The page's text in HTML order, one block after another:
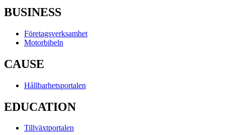
BUSINESS
Företagsverksamhet
Motorbibeln
CAUSE
Hållbarhetsportalen
EDUCATION
Tillväxtportalen